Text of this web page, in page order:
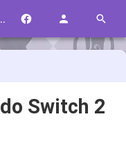
Switch 2
Switch 2